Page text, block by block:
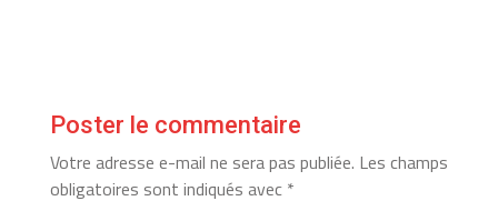
Poster le commentaire
Votre adresse e-mail ne sera pas publiée. Les champs
obligatoires sont indiqués avec *